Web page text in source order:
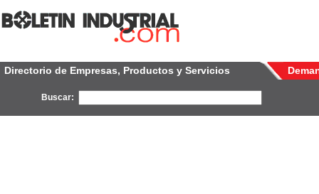
Directorio de Empresas, Productos y Servicios
Buscar: